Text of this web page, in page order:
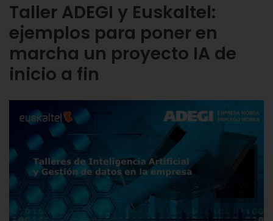
Taller ADEGI y Euskaltel:
ejemplos para poner en
marcha un proyecto IA de
inicio a fin